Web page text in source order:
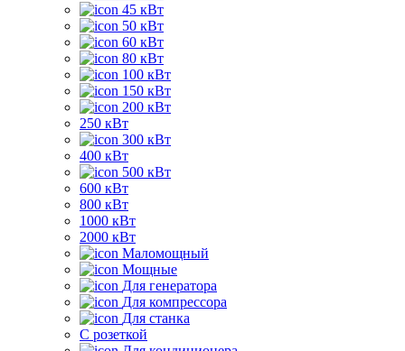
45 кВт
50 кВт
60 кВт
80 кВт
100 кВт
150 кВт
200 кВт
250 кВт
300 кВт
400 кВт
500 кВт
600 кВт
800 кВт
1000 кВт
2000 кВт
Маломощный
Мощные
Для генератора
Для компрессора
Для станка
C розеткой